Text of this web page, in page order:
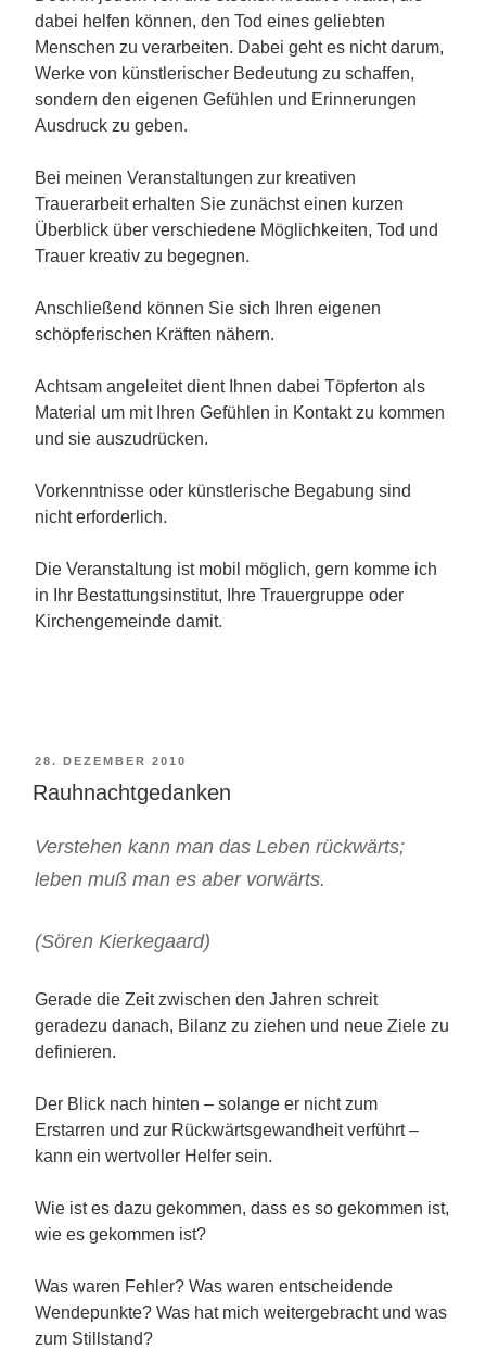
dabei helfen können, den Tod eines geliebten
Menschen zu verarbeiten. Dabei geht es nicht darum,
Werke von künstlerischer Bedeutung zu schaffen,
sondern den eigenen Gefühlen und Erinnerungen
Ausdruck zu geben.
Bei meinen Veranstaltungen zur kreativen
Trauerarbeit erhalten Sie zunächst einen kurzen
Überblick über verschiedene Möglichkeiten, Tod und
Trauer kreativ zu begegnen.
Anschließend können Sie sich Ihren eigenen
schöpferischen Kräften nähern.
Achtsam angeleitet dient Ihnen dabei Töpferton als
Material um mit Ihren Gefühlen in Kontakt zu kommen
und sie auszudrücken.
Vorkenntnisse oder künstlerische Begabung sind
nicht erforderlich.
Die Veranstaltung ist mobil möglich, gern komme ich
in Ihr Bestattungsinstitut, Ihre Trauergruppe oder
Kirchengemeinde damit.
VERÖFFENTLICHT
AM
28. DEZEMBER 2010
Rauhnachtgedanken
Verstehen kann man das Leben rückwärts;
leben muß man es aber vorwärts.
(Sören Kierkegaard)
Gerade die Zeit zwischen den Jahren schreit
geradezu danach, Bilanz zu ziehen und neue Ziele zu
definieren.
Der Blick nach hinten – solange er nicht zum
Erstarren und zur Rückwärtsgewandheit verführt –
kann ein wertvoller Helfer sein.
Wie ist es dazu gekommen, dass es so gekommen ist,
wie es gekommen ist?
Was waren Fehler? Was waren entscheidende
Wendepunkte? Was hat mich weitergebracht und was
zum Stillstand?